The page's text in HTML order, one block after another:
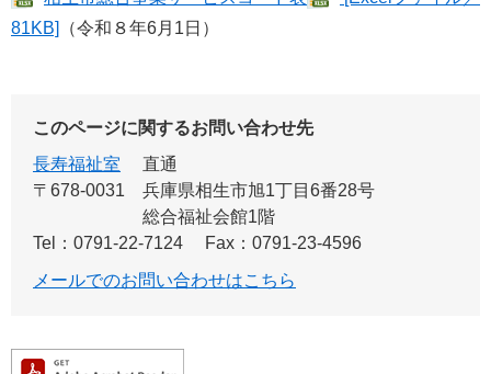
81KB]
（令和８年6月1日）
このページに関するお問い合わせ先
長寿福祉室
直通
〒678-0031
兵庫県相生市旭1丁目6番28号
総合福祉会館1階
Tel：0791-22-7124
Fax：0791-23-4596
メールでのお問い合わせはこちら